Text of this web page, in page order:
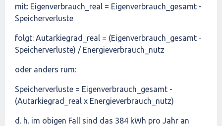
mit: Eigenverbrauch_real = Eigenverbrauch_gesamt -
Speicherverluste
folgt: Autarkiegrad_real = (Eigenverbrauch_gesamt -
Speicherverluste) / Energieverbrauch_nutz
oder anders rum:
Speicherverluste = Eigenverbrauch_gesamt -
(Autarkiegrad_real x Energieverbrauch_nutz)
d. h. im obigen Fall sind das 384 kWh pro Jahr an